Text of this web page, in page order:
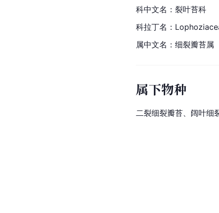
科中文名：裂叶苔科
科拉丁名：
属中文名：细裂瓣苔属
属下物种
二裂细裂瓣苔、阔叶细